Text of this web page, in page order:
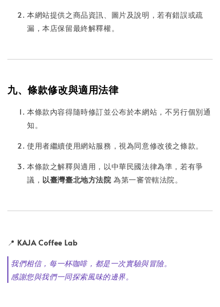
本網站提供之商品資訊、圖片及說明，若有錯誤或疏
漏，本店保留最終解釋權。
九、條款修改與適用法律
本條款內容得隨時修訂並公布於本網站，不另行個別通
知。
使用者繼續使用網站服務，視為同意修改後之條款。
本條款之解釋與適用，以中華民國法律為準，若有爭
議， 以臺灣臺北地方法院為第一審管轄法院。
📍 KAJA Coffee Lab
我們相信，每一杯咖啡，都是一次實驗與冒險。
感謝您與我們一同探索風味的邊界。